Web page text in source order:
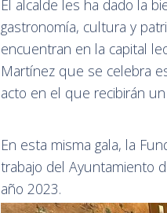
El alcalde les ha dado la
gastronomía, cultura y
encuentran en la capital
Martínez que se celebra
acto en el que recibirán
En esta misma gala, la
trabajo del Ayuntamiento
año 2023.